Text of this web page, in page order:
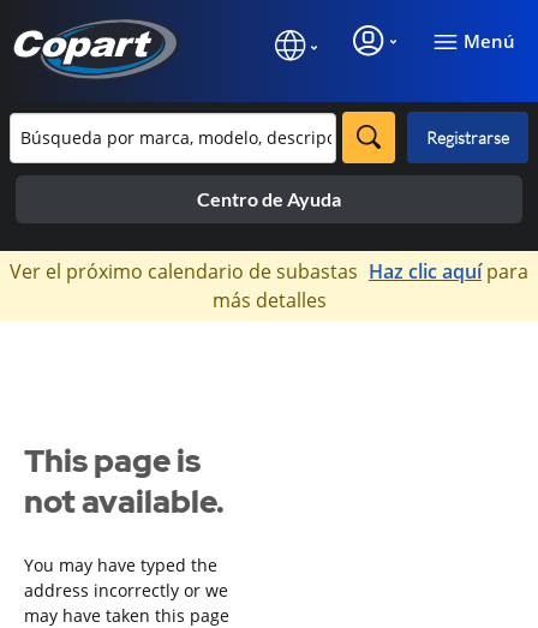
Menú
Registrarse
Centro de Ayuda
×
Ver el próximo calendario de subastas Haz clic aquípara
más detalles
This page is
not available.
You may have typed the
address incorrectly or we
may have taken this page